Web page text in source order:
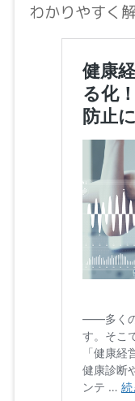
わかりやすく